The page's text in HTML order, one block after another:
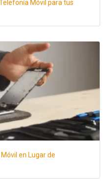
Móvil para tus
en Lugar de